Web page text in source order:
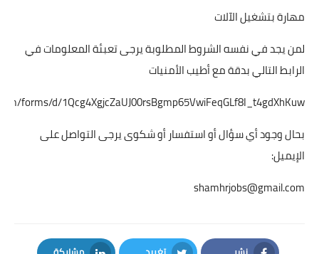
مهارة بتشغيل الآلات
لمن يجد في نفسه الشروط المطلوبة يرجى تعبئة المعلومات في
الرابط التالي بدقة مع أطيب الأمنيات
forms/d/1Qcg4XgjcZaUJ00rsBgmp65VwiFeqGLf8I_t4gdXhKuw
بحال وجود أي سؤال أو استفسار أو شكوى يرجى التواصل على
الإيميل:
shamhrjobs@gmail.com